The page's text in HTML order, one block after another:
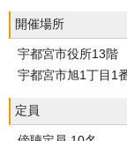
開催場所
宇都宮市役所13階
宇都宮市旭1丁目1
定員